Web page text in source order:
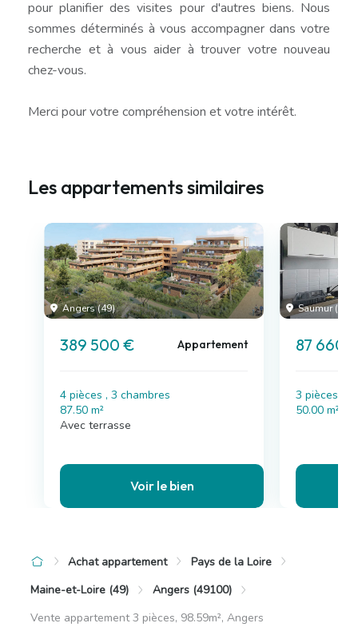
pour planifier des visites pour d'autres biens. Nous
sommes déterminés à vous accompagner dans votre
recherche et à vous aider à trouver votre nouveau
chez-vous.
Merci pour votre compréhension et votre intérêt.
Les appartements similaires
Angers (49)
389 500 € Appartement
4 pièces , 3 chambres
87.50 m²
Avec terrasse
Voir le bien
Saumur (49)
87 660
3 pièces , 2
50.00 m²
Achat appartement
Pays de la Loire
Maine-et-Loire (49)
Angers (49100)
Vente appartement 3 pièces, 98.59m², Angers